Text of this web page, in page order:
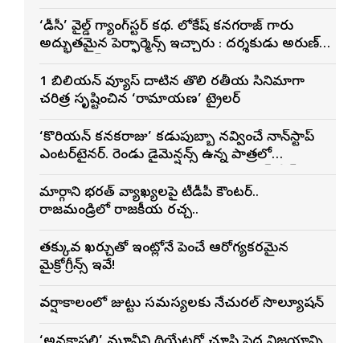
‘డీసీ’ వైల్డ్ గ్యాంగ్‌స్టర్ కథ. లోకేష్ కనగరాజ్ గారు
అద్భుతమైన పెర్ఫార్మెన్స్ ఇచ్చారు : దర్శకుడు అరుణ్
1 బిలియన్ వ్యూస్ దాటిన తొలి భారతీయ సినిమాగా
చరిత్ర సృష్టించిన ‘రామాయణ’ ట్రైలర్
‘కొరియన్ కనకరాజు’ కడుపుబ్బా నవ్వించే నాన్‌స్టాప్
ఎంటర్‌టైనర్. రెండు డైమెన్షన్స్ ఉన్న పాత్రలో
మార్గాని భరత్ వ్యాఖ్యలపై టీడీపీ కౌంటర్..
రాజమండ్రిలో రాజకీయ రచ్చ..
తక్కువ ఖర్చుతో ఇంట్లోనే పెంచే ఆరోగ్యకరమైన
మైక్రోగ్రీన్స్ ఇవే!
వర్షాకాలంలో జుట్టు సమస్యలకు నేచురల్ సొల్యూషన్